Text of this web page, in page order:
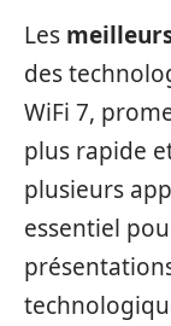
Les
des
WiFi 7,
plus rapide
plusieurs
essentiel